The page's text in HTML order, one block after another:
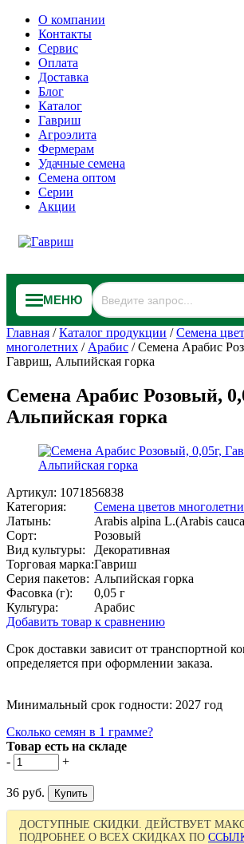
О компании
Контакты
Сервис
Оплата
Доставка
Блог
Каталог
Гавриш
Агроэлита
Фермерам
Удачные семена
Семена оптом
Серии
Акции
МЕНЮ
Главная /Каталог продукции /Семена
многолетних / Арабис /Семена Арабис
Гавриш, Альпийская горка
Семена Арабис Розовый,
Альпийская горка
Артикул: 1071856838
Категория:
Семена цветов
Латынь:
Arabis alpina L.(Arabis
Сорт:
Розовый
Вид культуры:
Декоративная
Торговая марка:Гавриш
Серия пакетов: Альпийская горка
Фасовка (г):
0,05 г
Культура:
Арабис
Добавить товар к сравнению
Срок доставки зависит от транспортной
определяется при оформлении заказа.
Минимальный срок годности: 2027 год
Сколько семян в 1 грамме?
Товар есть на складе
-
+
36 руб.
ДОСТУПНЫЕ СКИДКИ. ДЕЙСТВУЕТ
ПОДРОБНЕЕ О ВСЕХ СКИДКАХ ПО